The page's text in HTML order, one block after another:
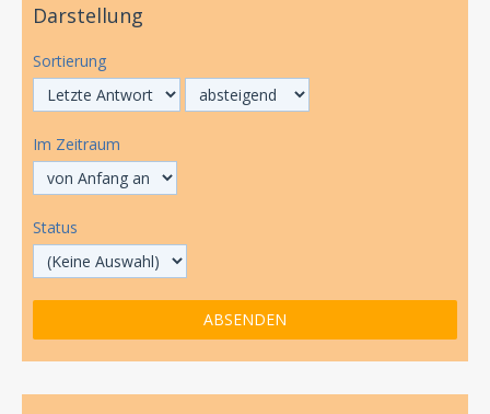
Darstellung
Sortierung
Im Zeitraum
Status